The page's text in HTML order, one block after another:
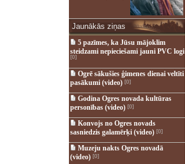
Jaunākās ziņas
5 pazīmes, ka Jūsu mājoklim
steidzami nepieciešami jauni PVC logi
[0]
Ogrē sākušies ģimenes dienai veltīti
pasākumi (video)[0]
Godina Ogres novada kultūras
personības (video)[0]
Konvojs no Ogres novads
sasniedzis galamērķi (video)[0]
Muzeju nakts Ogres novadā
(video)[0]